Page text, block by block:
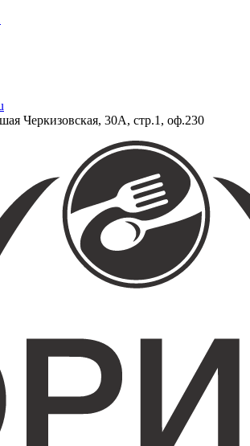
Черкизовская, 30А, стр.1, оф.230